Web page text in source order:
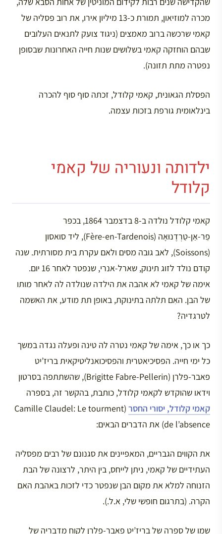
מכרה למוזיאון, תמורת כ-13 מיליון אירו, את רוב פסליה של
קאמי שרכשה ברוב מאמצים (ניגוד צועק לתנאים העלובים
שבהם הוחזקה קאמי בשלושים שנות חייה האחרונות שבסופן
נפטרה מתת תזונה).
הפסלת הגאונית, קאמי קלודל, זכתה סוף סוף להכרה
בינלאומית גורפת בזכות עצמה.
ילדותה ונעוריה של קאמי
קלודל
קאמי קלודל נולדה ב-8 בדצמבר 1864, בכפר
פֵר-אַן-טַרְדֶנוּאָה (Fère-en-Tardenois), ליד סואסון
(Soissons), לאב גובה מסים ולאם עקרת בית מסורתית. שנה
קודם נולד לזוג תינוק, שארל-אנרי, שנפטר לאחר 16 יום.
אימה של קאמי לא אהבה את הילדה שנולדה לה לאחר מותו
של הבן. האִם תלתה בתינוקת, באופן תת מודע, את האשמה
לטרגדיה?
כך או כך, אימה של קאמי נטרה לה טינה ופעלה נגדה במשך
כל ימי חייה. הפסיכיאטרית והפסיכואנליטיקאית בריז’יט
פאבר-פלרן (Brigitte Fabre-Pellerin), שהשתתפה בסרטון
וידאו שהוקדש לקאמי קלודל, כותבת, בהקשר זה, בספרה
קאמי קלודל, יסורי החסר (Camille Claudel: Le tourment
de l’absence) את הדברים הבאים:
את הקווים הגבריים, המאפיינים את סגנונם של רבים מפסליה
העתידיים של קאמי, ניתן לייחס, בין היתר, לרצונה של הבת
הזנוחה למלא את מקום הבן שנפטר כדי לזכות באהבת האם
הקרה. (בתרגום חופשי שלי, א.ל.).
שמו של ספרה של בריז’יט פאבר-פלרן לקוח מדבריה של